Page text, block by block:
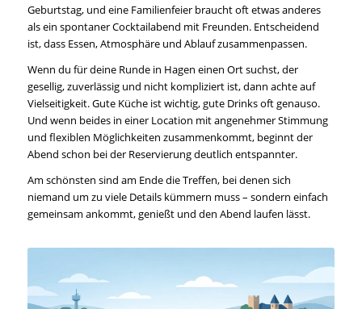
Geburtstag, und eine Familienfeier braucht oft etwas anderes
als ein spontaner Cocktailabend mit Freunden. Entscheidend
ist, dass Essen, Atmosphäre und Ablauf zusammenpassen.
Wenn du für deine Runde in Hagen einen Ort suchst, der
gesellig, zuverlässig und nicht kompliziert ist, dann achte auf
Vielseitigkeit. Gute Küche ist wichtig, gute Drinks oft genauso.
Und wenn beides in einer Location mit angenehmer Stimmung
und flexiblen Möglichkeiten zusammenkommt, beginnt der
Abend schon bei der Reservierung deutlich entspannter.
Am schönsten sind am Ende die Treffen, bei denen sich
niemand um zu viele Details kümmern muss – sondern einfach
gemeinsam ankommt, genießt und den Abend laufen lässt.